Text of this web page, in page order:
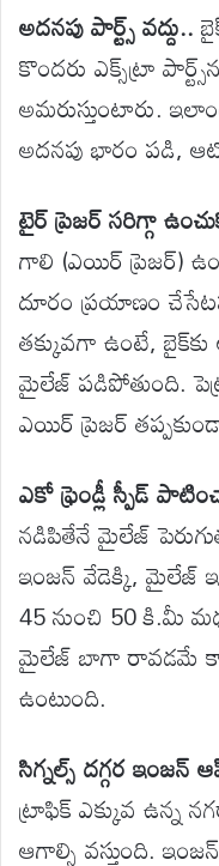
అదనపు పార్ట్స్ వద్దు..
కొందరు ఎక్స్‌ట్రా
అమరుస్తుంటారు.
అదనపు భారం పడి,
టైర్ ప్రెజర్ సరిగ్గా
గాలి (ఎయిర్ ప్రెజర్)
దూరం ప్రయాణం
తక్కువగా ఉంటే,
మైలేజ్ పడిపోతుంది.
ఎయిర్ ప్రెజర్
ఎకో ఫ్రెండ్లీ స్పీడ్
నడిపితేనే మైలేజ్
ఇంజన్ వేడెక్కి, మైలేజ్
45 నుంచి 50 కి.మీ
మైలేజ్ బాగా రావడమే
ఉంటుంది.
సిగ్నల్స్ దగ్గర
ట్రాఫిక్ ఎక్కువ ఉన్న
ఆగాల్సి వస్తుంది.